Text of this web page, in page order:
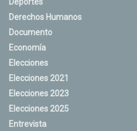
Derechos Humanos
Documento
Economía
Elecciones
Elecciones 2021
Elecciones 2023
Elecciones 2025
Entrevista